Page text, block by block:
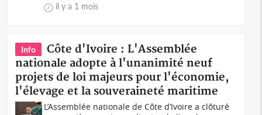
il y a 1 mois
Info
Côte d'Ivoire : L'Assemblée
nationale adopte à l'unanimité neuf
projets de loi majeurs pour l'économie,
l'élevage et la souveraineté maritime
L’Assemblée nationale de Côte d’Ivoire a clôturé